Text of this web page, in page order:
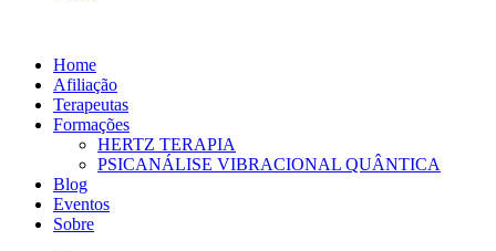
Home
Afiliação
Terapeutas
Formações
HERTZ TERAPIA
PSICANÁLISE VIBRACIONAL QUÂNTICA
Blog
Eventos
Sobre